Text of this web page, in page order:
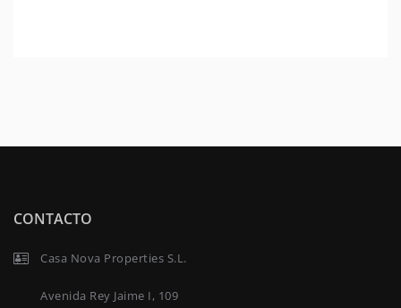
CONTACTO
Casa Nova Properties S.L.
Avenida Rey Jaime I, 109